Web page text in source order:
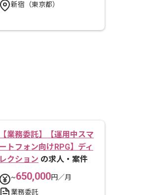
新宿（東京都）
業務委託】【運用中スマ
トフォン向けRPG】ディ
クション の求人・案件
~650,000円／月
業務委託